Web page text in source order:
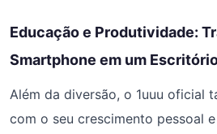
Educação e Produtividade:
Smartphone em um
Além da diversão, o 1uuu oficial
com o seu crescimento pessoal